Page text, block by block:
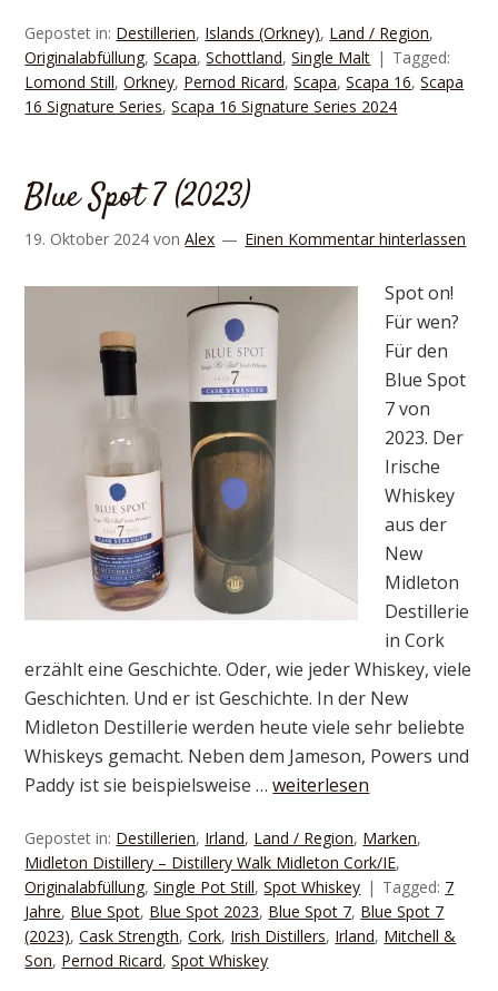
Gepostet in: Destillerien, Islands (Orkney), Land / Region,
Originalabfüllung,Scapa,Schottland,Single Malt
Tagged:
Lomond Still,Orkney, Pernod Ricard,Scapa,Scapa 16,Scapa
16 Signature Series,Scapa 16 Signature Series 2024
Blue Spot 7 (2023)
19. Oktober 2024 vonAlex Einen Kommentar hinterlassen
Spot on!
Für wen?
Für den
Blue Spot
7 von
2023. Der
Irische
Whiskey
aus der
New
Midleton
Destillerie
in Cork
erzählt eine Geschichte. Oder, wie jeder Whiskey, viele
Geschichten. Und er ist Geschichte. In der New
Midleton Destillerie werden heute viele sehr beliebte
Whiskeys gemacht. Neben dem Jameson, Powers und
Paddy ist sie beispielsweise …weiterlesen
Gepostet in: Destillerien, Irland, Land / Region, Marken,
Midleton Distillery – Distillery Walk Midleton Cork/IE,
Originalabfüllung,Single Pot Still,Spot Whiskey Tagged: 7
Jahre, Blue Spot, Blue Spot 2023, Blue Spot 7, Blue Spot 7
(2023),Cask Strength,Cork, Irish Distillers, Irland, Mitchell &
Son, Pernod Ricard,Spot Whiskey